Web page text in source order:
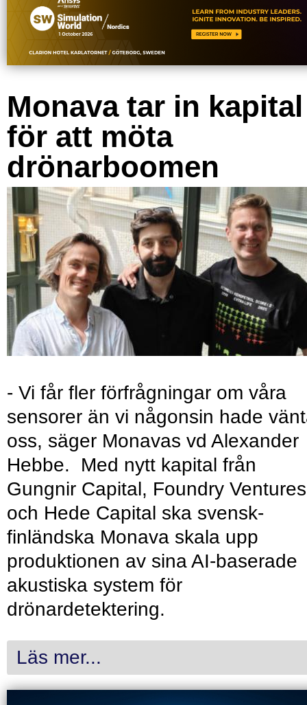
Monava tar in kapital
för att möta
drönarboomen
- Vi får fler förfrågningar om våra
sensorer än vi någonsin hade
oss, säger Monavas vd Alexander
Hebbe. Med nytt kapital från
Gungnir Capital, Foundry Ventures
och Hede Capital ska svensk-
finländska Monava skala upp
produktionen av sina AI-baserade
akustiska system för
drönardetektering.
Läs mer...